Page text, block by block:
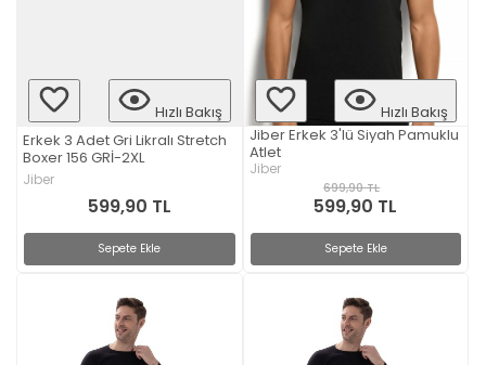
Hızlı Bakış
Erkek 3 Adet Gri Likralı Stretch
Boxer 156 GRİ-2XL
Jiber
599,90 TL
Sepete Ekle
Hızlı Bakış
Jiber Erkek 3'lü Siyah Pamuklu
Atlet
Jiber
699,90 TL
599,90 TL
Sepete Ekle